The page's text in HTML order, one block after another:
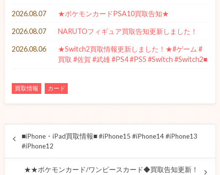
2026.08.07 ★ポケモンカードPSA10買取告知★
2026.08.07 NARUTOフィギュア買取告知更新しました！
2026.08.06
★Switch2買取情報更新しました！★#ゲーム #
買取 #佐賀 #武雄 #PS4 #PS5 #Switch #Switch2■
買取情報 カード
■iPhone・iPad買取情報■ #iPhone15 #iPhone14 #iPhone13
#iPhone12
★★ポケモンカード/ワンピースカード◆買取告知更新！